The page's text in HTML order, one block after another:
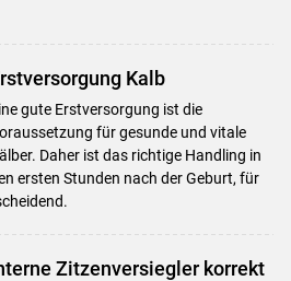
Kalb
gute Erstversorgung ist die
für gesunde und vitale
Daher ist das richtige Handling in
ersten Stunden nach der Geburt, für
Zitzenversiegler korrekt